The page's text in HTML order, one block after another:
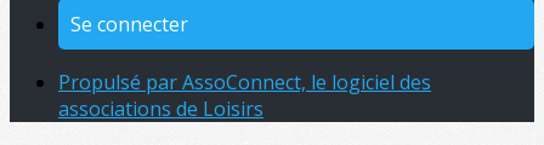
Se connecter
Propulsé par AssoConnect, le logiciel des
associations de Loisirs